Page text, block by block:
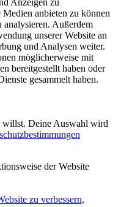
Anzeigen zu
anbieten zu können
Außerdem
unserer Website an
und Analysen weiter.
möglicherweise mit
bereitgestellt haben oder
gesammelt haben.
willst. Deine Auswahl wird
der Website
zu verbessern,